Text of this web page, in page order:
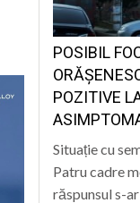
POSIBIL
POZITIVE
Situație cu
Patru cadre
răspunsul s-